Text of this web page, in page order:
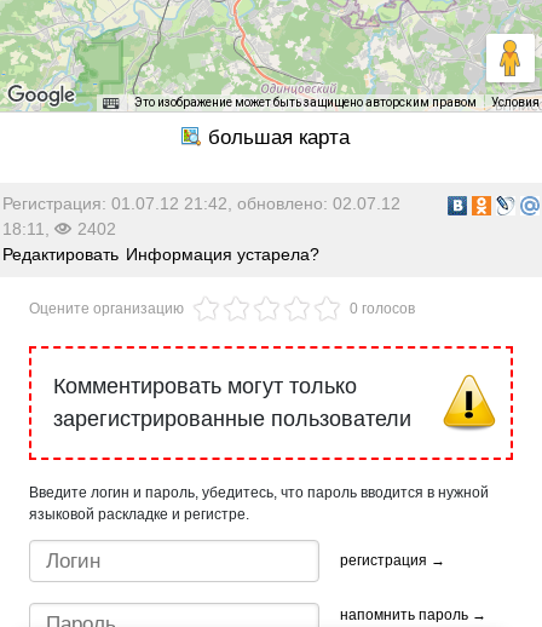
Это изображение может быть защищено авторским правом Условия
Регистрация: 01.07.12 21:42, обновлено: 02.07.12
18:11,
2402
Редактировать Информация устарела?
Оцените организацию 0 голосов
Комментировать могут только
зарегистрированные пользователи
Введите логин и пароль, убедитесь, что пароль вводится в нужной
языковой раскладке и регистре.
регистрация →
напомнить пароль →